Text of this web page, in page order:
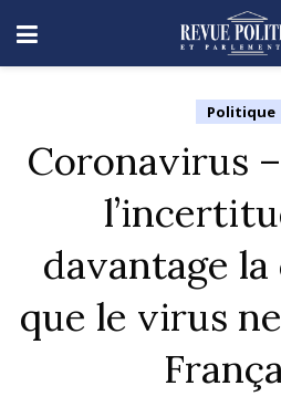
Politique
Coronavirus
davantage
que le virus